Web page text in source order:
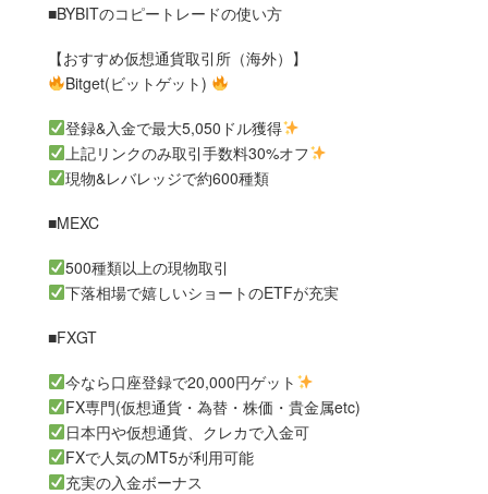
■BYBITのコピートレードの使い方
【おすすめ仮想通貨取引所（海外）】
Bitget(ビットゲット)
登録&入金で最大5,050ドル獲得
上記リンクのみ取引手数料30%オフ
現物&レバレッジで約600種類
■MEXC
500種類以上の現物取引
下落相場で嬉しいショートのETFが充実
■FXGT
今なら口座登録で20,000円ゲット
FX専門(仮想通貨・為替・株価・貴金属etc)
日本円や仮想通貨、クレカで入金可
FXで人気のMT5が利用可能
充実の入金ボーナス